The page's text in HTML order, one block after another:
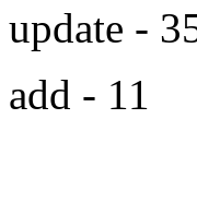
update -
add - 11